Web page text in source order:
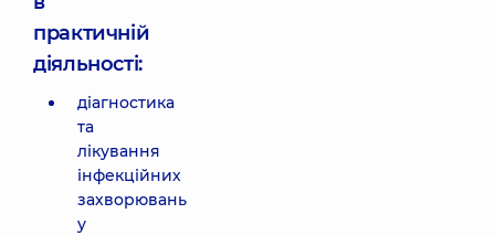
практичній
діяльності:
діагностика
та
лікування
інфекційних
захворювань
у